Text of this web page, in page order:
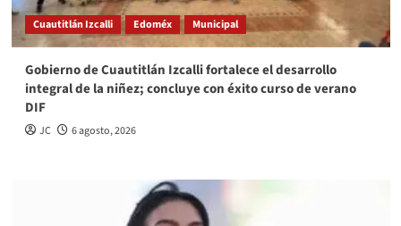
Cuautitlán Izcalli Edoméx Municipal
Gobierno de Cuautitlán Izcalli fortalece el desarrollo
integral de la niñez; concluye con éxito curso de verano
DIF
JC 6 agosto, 2026